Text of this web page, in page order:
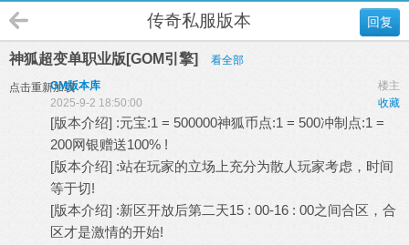
回复
传奇私服版本
神狐超变单职业版[GOM引擎] 看全部
点击重新加载 楼主
GM版本库
收藏
2025-9-2 18:50:00
[版本介绍] :元宝:1 = 500000神狐币点:1 = 500冲制点:1 =
200网银赠送100% !
[版本介绍] :站在玩家的立场上充分为散人玩家考虑，时间
等于切!
[版本介绍] :新区开放后第二天15 : 00-16 : 00之间合区，合
区才是激情的开始!